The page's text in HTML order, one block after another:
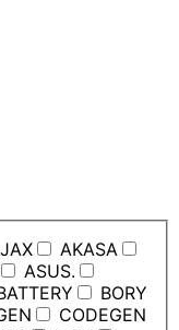
AKASA
ASUS.
BORY
CODEGEN